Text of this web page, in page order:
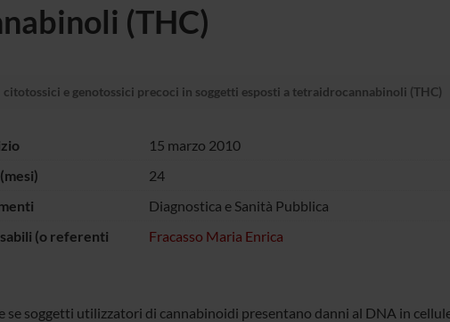
(THC)
e genotossici precoci in soggetti esposti a tetraidrocannabinoli (THC)
15 marzo 2010
24
Diagnostica e Sanità Pubblica
(o referenti
Fracasso Maria Enrica
se soggetti utilizzatori di cannabinoidi presentano danni al DNA in